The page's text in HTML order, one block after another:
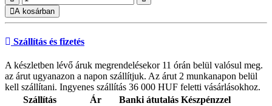
A kosárban
Szállítás és fizetés
A készletben lévő áruk megrendelésekor 11 órán belül valósul meg.
az árut ugyanazon a napon szállítjuk. Az árut 2 munkanapon belül
kell szállítani. Ingyenes szállítás 36 000 HUF feletti vásárlásokhoz.
Szállítás
Ár Banki átutalás Készpénzzel